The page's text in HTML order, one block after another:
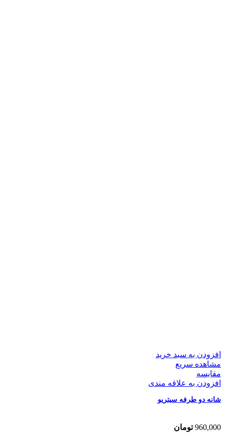
افزودن به سبد خرید
مشاهده سریع
مقایسه
افزودن به علاقه مندی
شانه دو طرفه سیتریو
960,000 تومان